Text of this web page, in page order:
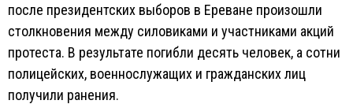
после президентских выборов в Ереване произошли
столкновения между силовиками и участниками акций
протеста. В результате погибли десять человек, а сотни
полицейских, военнослужащих и гражданских лиц
получили ранения.